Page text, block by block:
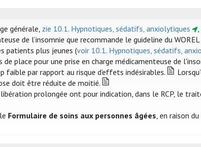
générale, zie 10.1. Hypnotiques, sédatifs, anxiolytiques
,
de l’insomnie que recommande le guideline du
patients plus jeunes (voir 10.1. Hypnotiques, sédatifs,
de place pour une prise en charge médicamenteuse de
faible par rapport au risque d’effets indésirables.
doit être réduite de moitié.
prolongée ont pour indication, dans le RCP, le
Formulaire de soins aux personnes âgées, en raison